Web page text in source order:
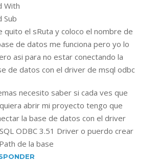
With
Sub
quito el sRuta y coloco el nombre de
de datos me funciona pero yo lo
asi para no estar conectando la
de datos con el driver de msql odbc
necesito saber si cada ves que
abrir mi proyecto tengo que
la base de datos con el driver
ODBC 3.51 Driver o puerdo crear
de la base